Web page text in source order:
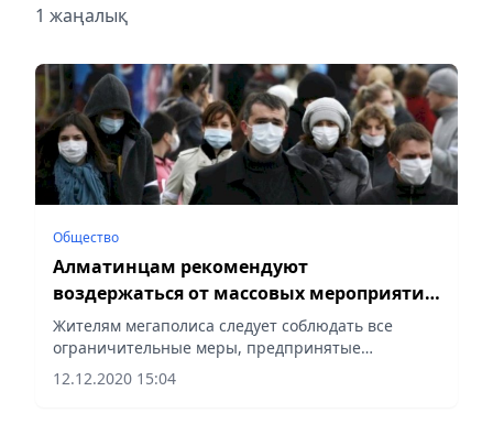
1 жаңалық
Общество
Алматинцам рекомендуют
воздержаться от массовых мероприятий
в предстоящие праздники
Жителям мегаполиса следует соблюдать все
ограничительные меры, предпринятые
санэпидслужбами.
12.12.2020 15:04